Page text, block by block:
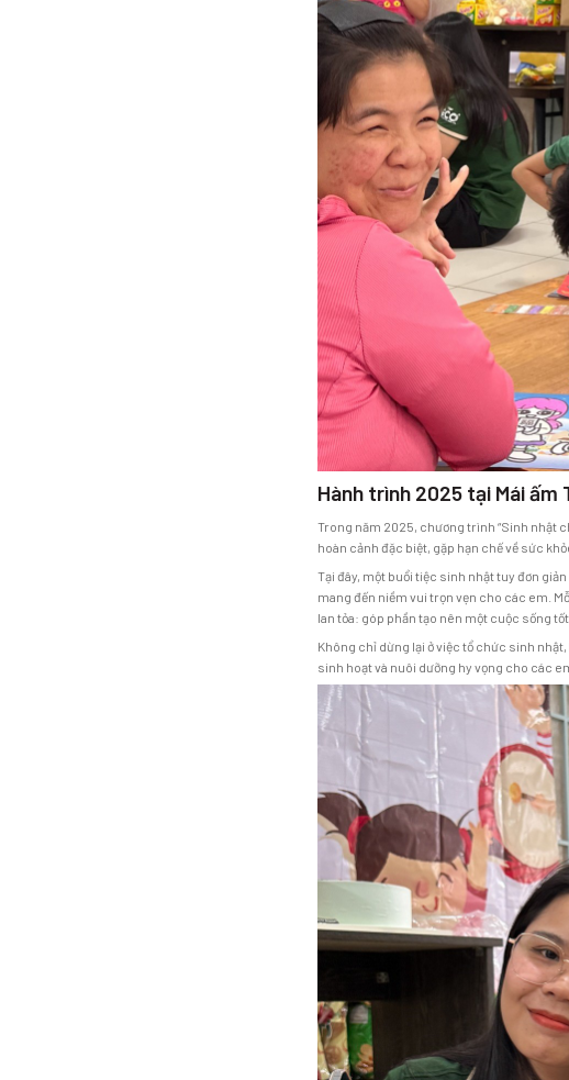
Hành trình 2025 tại Mái ấm
Trong năm 2025, chương trình “Sinh nhật
hoàn cảnh đặc biệt, gặp hạn chế về sức
Tại đây, một buổi tiệc sinh nhật tuy đơn
mang đến niềm vui trọn vẹn cho các em.
lan tỏa: góp phần tạo nên một cuộc sống
Không chỉ dừng lại ở việc tổ chức sinh nhật,
sinh hoạt và nuôi dưỡng hy vọng cho các